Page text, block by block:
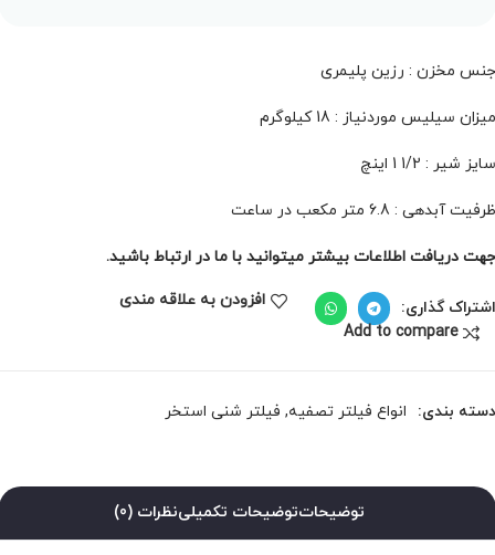
مخزن : رزین پلیمری
سیلیس موردنیاز : 18 کیلوگرم
شیر : 1/2 1 اینچ
آبدهی : 6.8 متر مکعب در ساعت
دریافت اطلاعات بیشتر میتوانید با ما در ارتباط باشید.
گذاری:
افزودن به علاقه مندی
Add to compare
بندی: انواع فیلتر تصفیه, فیلتر شنی استخر
توضیحاتتوضیحات تکمیلینظرات (0)